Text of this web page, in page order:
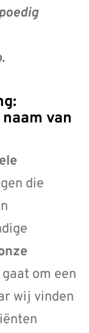
van
die
gaat om een
wij vinden